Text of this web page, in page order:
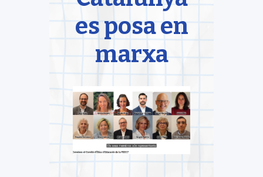
es posa en
marxa